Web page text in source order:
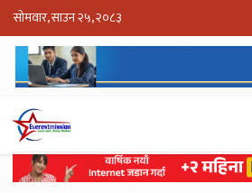
सोमवार, साउन २५, २०८३